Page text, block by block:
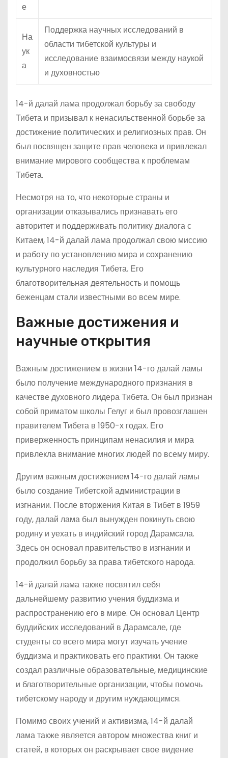
е
На
ук
а
Поддержка научных исследований в
области тибетской культуры и
исследование взаимосвязи между наукой
и духовностью
14-й далай лама продолжал борьбу за свободу
Тибета и призывал к ненасильственной борьбе за
достижение политических и религиозных прав. Он
был посвящен защите прав человека и привлекал
внимание мирового сообщества к проблемам
Тибета.
Несмотря на то, что некоторые страны и
организации отказывались признавать его
авторитет и поддерживать политику диалога с
Китаем, 14-й далай лама продолжал свою миссию
и работу по установлению мира и сохранению
культурного наследия Тибета. Его
благотворительная деятельность и помощь
беженцам стали известными во всем мире.
Важные достижения и
научные открытия
Важным достижением в жизни 14-го далай ламы
было получение международного признания в
качестве духовного лидера Тибета. Он был признан
собой приматом школы Гелуг и был провозглашен
правителем Тибета в 1950-х годах. Его
приверженность принципам ненасилия и мира
привлекла внимание многих людей по всему миру.
Другим важным достижением 14-го далай ламы
было создание Тибетской администрации в
изгнании. После вторжения Китая в Тибет в 1959
году, далай лама был вынужден покинуть свою
родину и уехать в индийский город Дарамсала.
Здесь он основал правительство в изгнании и
продолжил борьбу за права тибетского народа.
14-й далай лама также посвятил себя
дальнейшему развитию учения буддизма и
распространению его в мире. Он основал Центр
буддийских исследований в Дарамсале, где
студенты со всего мира могут изучать учение
буддизма и практиковать его практики. Он также
создал различные образовательные, медицинские
и благотворительные организации, чтобы помочь
тибетскому народу и другим нуждающимся.
Помимо своих учений и активизма, 14-й далай
лама также является автором множества книг и
статей, в которых он раскрывает свое видение